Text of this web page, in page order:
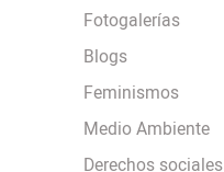
Fotogalerías
Blogs
Feminismos
Medio Ambiente
Derechos sociales